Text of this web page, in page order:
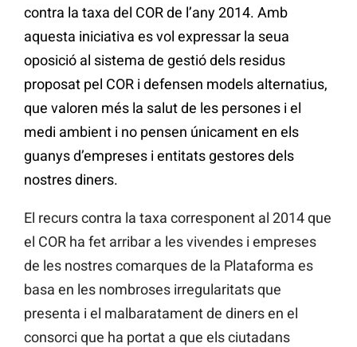
contra la taxa del COR de l’any 2014. Amb
aquesta iniciativa es vol expressar la seua
oposició al sistema de gestió dels residus
proposat pel COR i defensen models alternatius,
que valoren més la salut de les persones i el
medi ambient i no pensen únicament en els
guanys d’empreses i entitats gestores dels
nostres diners.
El recurs contra la taxa corresponent al 2014 que
el COR ha fet arribar a les vivendes i empreses
de les nostres comarques de la Plataforma es
basa en les nombroses irregularitats que
presenta i el malbaratament de diners en el
consorci que ha portat a que els ciutadans